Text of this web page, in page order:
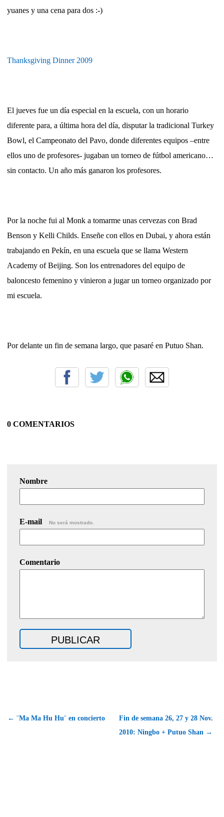
yuanes y una cena para dos :-)
Thanksgiving Dinner 2009
El jueves fue un día especial en la escuela, con un horario
diferente para, a última hora del día, disputar la tradicional Turkey
Bowl, el Campeonato del Pavo, donde diferentes equipos –entre
ellos uno de profesores- jugaban un torneo de fútbol americano…
sin contacto. Un año más ganaron los profesores.
Por la noche fui al Monk a tomarme unas cervezas con Brad
Benson y Kelli Childs. Enseñe con ellos en Dubai, y ahora están
trabajando en Pekín, en una escuela que se llama Western
Academy of Beijing. Son los entrenadores del equipo de
baloncesto femenino y vinieron a jugar un torneo organizado por
mi escuela.
Por delante un fin de semana largo, que pasaré en Putuo Shan.
0 COMENTARIOS
Nombre
E-mail No será mostrado.
Comentario
← ¨Ma Ma Hu Hu¨ en concierto
Fin de semana 26, 27 y 28 Nov.
2010: Ningbo + Putuo Shan →